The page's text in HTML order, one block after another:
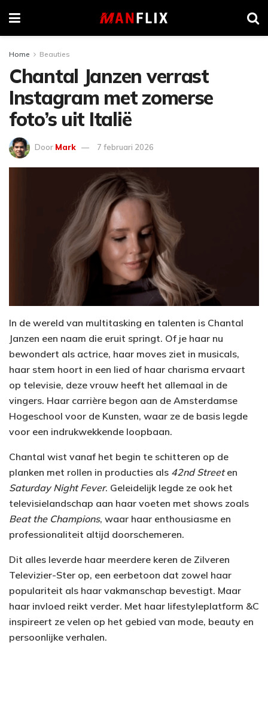
Home Beauties
Chantal Janzen verrast
Instagram met zomerse
foto’s uit Italië
Door Mark 7 februari 2026
In de wereld van multitasking en talenten is Chantal
Janzen een naam die eruit springt. Of je haar nu
bewondert als actrice, haar moves ziet in musicals,
haar stem hoort in een lied of haar charisma ervaart
op televisie, deze vrouw heeft het allemaal in de
vingers. Haar carrière begon aan de Amsterdamse
Hogeschool voor de Kunsten, waar ze de basis legde
voor een indrukwekkende loopbaan.
Chantal wist vanaf het begin te schitteren op de
planken met rollen in producties als 42nd Streeten
Saturday Night Fever. Geleidelijk legde ze ook het
televisielandschap aan haar voeten met shows zoals
Beat the Champions, waar haar enthousiasme en
professionaliteit altijd doorschemeren.
Dit alles leverde haar meerdere keren de Zilveren
Televizier-Ster op, een eerbetoon dat zowel haar
populariteit als haar vakmanschap bevestigt. Maar
haar invloed reikt verder. Met haar lifestyleplatform &C
inspireert ze velen op het gebied van mode, beauty en
persoonlijke verhalen.